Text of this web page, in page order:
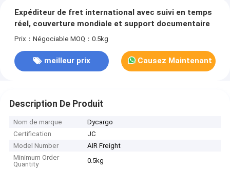
Expéditeur de fret international avec suivi en temps
réel, couverture mondiale et support documentaire
Prix：Négociable MOQ：0.5kg
meilleur prix Causez Maintenant
Description De Produit
Nom de marque
Dycargo
Certification
JC
Model Number
AIR Freight
Minimum Order
Quantity
0.5kg